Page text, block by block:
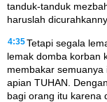
tanduk-tanduk
haruslah
4:35Tetapi segala
lemak domba korban
membakar
apian TUHAN.
bagi orang itu karena